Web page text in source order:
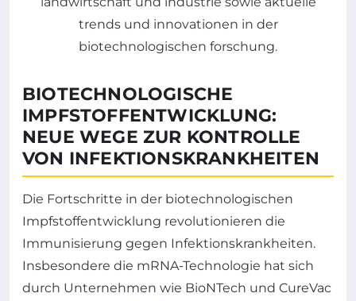
BIOTECHNOLOGISCHE
IMPFSTOFFENTWICKLUNG:
NEUE WEGE ZUR KONTROLLE
VON INFEKTIONSKRANKHEITEN
Die Fortschritte in der biotechnologischen
Impfstoffentwicklung revolutionieren die
Immunisierung gegen Infektionskrankheiten.
Insbesondere die mRNA-Technologie hat sich
durch Unternehmen wie BioNTech und CureVac